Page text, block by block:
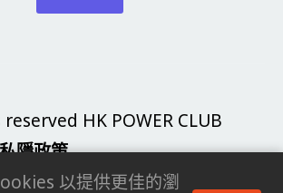
HK POWER CLUB
私隱政策
以提供更佳的瀏